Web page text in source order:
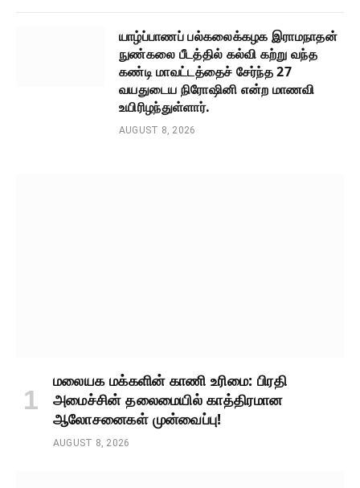
யாழ்ப்பாணப் பல்கலைக்கழக இராமநாதன்
நுண்கலை பீடத்தில் கல்வி கற்று வந்த
கண்டி மாவட்டத்தைச் சேர்ந்த 27
வயதுடைய நிரோஷினி என்ற மாணவி
உயிரிழந்துள்ளார்.
AUGUST 8, 2026
மலையக மக்களின் காணி உரிமை: பிரதி
அமைச்சின் தலைமையில் காத்திரமான
ஆலோசனைகள் முன்வைப்பு!
AUGUST 8, 2026